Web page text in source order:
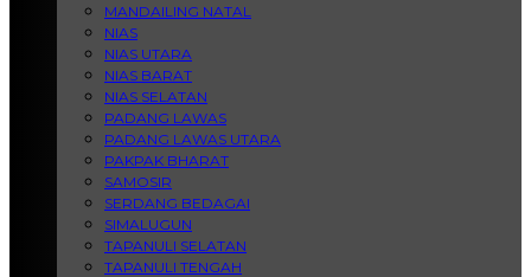
MANDAILING NATAL
NIAS
NIAS UTARA
NIAS BARAT
NIAS SELATAN
PADANG LAWAS
PADANG LAWAS UTARA
PAKPAK BHARAT
SAMOSIR
SERDANG BEDAGAI
SIMALUGUN
TAPANULI SELATAN
TAPANULI TENGAH